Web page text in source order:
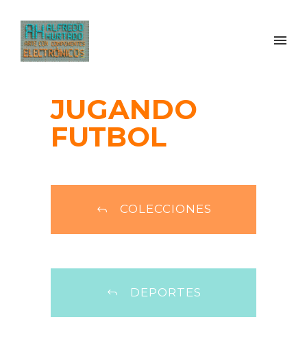
JUGANDO
FUTBOL
COLECCIONES
DEPORTES